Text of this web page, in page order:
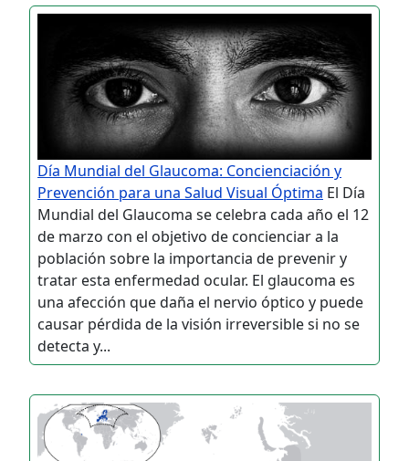
Día Mundial del Glaucoma: Concienciación y
Prevención para una Salud Visual Óptima El Día
Mundial del Glaucoma se celebra cada año el 12
de marzo con el objetivo de concienciar a la
población sobre la importancia de prevenir y
tratar esta enfermedad ocular. El glaucoma es
una afección que daña el nervio óptico y puede
causar pérdida de la visión irreversible si no se
detecta y...